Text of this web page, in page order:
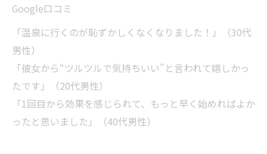
Google口コミ
「温泉に行くのが恥ずかしくなくなりました！」（30代
男性）
「彼女から“ツルツルで気持ちいい”と言われて嬉しかっ
たです」（20代男性）
「1回目から効果を感じられて、もっと早く始めればよか
ったと思いました」（40代男性）